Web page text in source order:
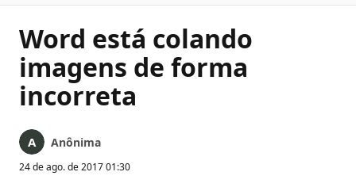
Word está colando
imagens de forma
incorreta
Anônima
24 de ago. de 2017 01:30